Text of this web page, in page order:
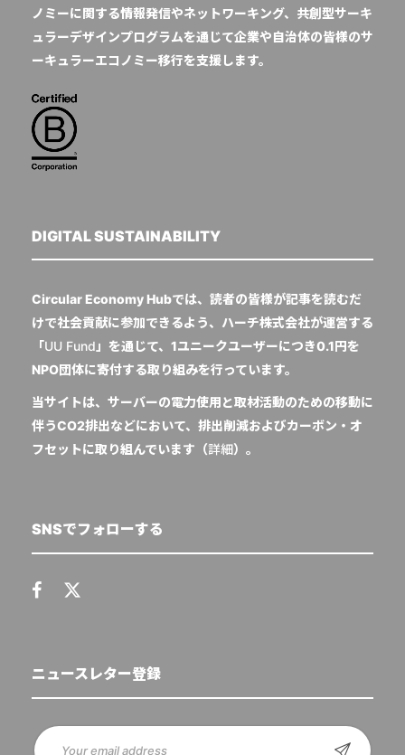
ノミーに関する情報発信やネットワーキング、共創型サーキ
ュラーデザインプログラムを通じて企業や自治体の皆様のサ
ーキュラーエコノミー移行を支援します。
DIGITAL SUSTAINABILITY
Circular Economy Hubでは、読者の皆様が記事を読むだ
けで社会貢献に参加できるよう、ハーチ株式会社が運営する
「UU Fund 」を通じて、1ユニークユーザーにつき0.1円を
NPO団体に寄付する取り組みを行っています。
当サイトは、サーバーの電力使用と取材活動のための移動に
伴うCO2排出などにおいて、排出削減およびカーボン・オ
フセットに取り組んでいます（詳細）。
SNSでフォローする
ニュースレター登録